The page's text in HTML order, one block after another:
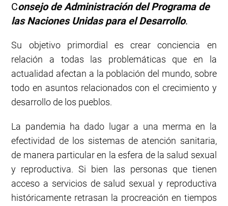
Consejo de Administración del Programa de
las Naciones Unidas para el Desarrollo.
Su objetivo primordial es crear conciencia en
relación a todas las problemáticas que en la
actualidad afectan a la población del mundo, sobre
todo en asuntos relacionados con el crecimiento y
desarrollo de los pueblos.
La pandemia ha dado lugar a una merma en la
efectividad de los sistemas de atención sanitaria,
de manera particular en la esfera de la salud sexual
y reproductiva. Si bien las personas que tienen
acceso a servicios de salud sexual y reproductiva
históricamente retrasan la procreación en tiempos